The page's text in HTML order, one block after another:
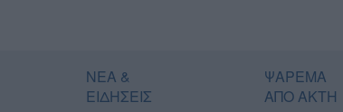
ΝΕΑ &
ΕΙΔΗΣΕΙΣ
ΨΑΡΕΜΑ
ΑΠΟ ΑΚΤΗ